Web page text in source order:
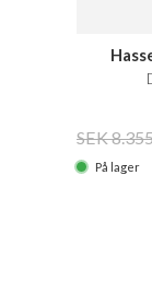
SEK
På lager